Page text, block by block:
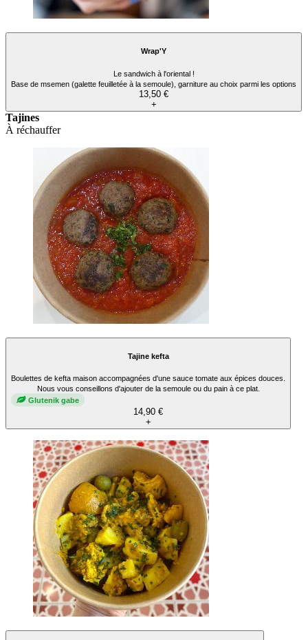
Wrap'Y
Le sandwich à l'oriental !
Base de msemen (galette feuilletée à la semoule), garniture au choix parmi les options
13,50 €
+
Tajines
À réchauffer
Tajine kefta
Boulettes de kefta maison accompagnées d'une sauce tomate aux épices douces.
Nous vous conseillons d'ajouter de la semoule ou du pain à ce plat.
Glutenik gabe
14,90 €
+